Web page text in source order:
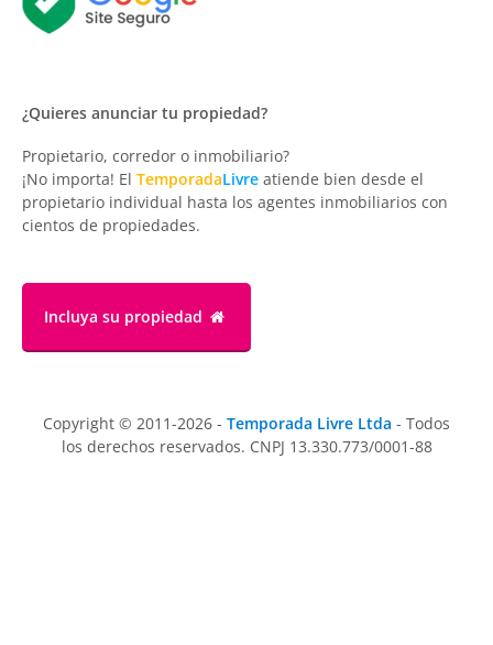
¿Quieres anunciar tu propiedad?
Propietario, corredor o inmobiliario?
¡No importa! El TemporadaLivre atiende bien desde el
propietario individual hasta los agentes inmobiliarios con
cientos de propiedades.
Incluya su propiedad
Copyright © 2011-2026 - Temporada Livre Ltda - Todos
los derechos reservados. CNPJ 13.330.773/0001-88